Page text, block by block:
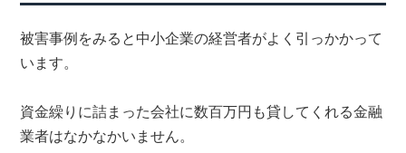
被害事例をみると中小企業の経営者がよく引っかかって
います。
資金繰りに詰まった会社に数百万円も貸してくれる金融
業者はなかなかいません。